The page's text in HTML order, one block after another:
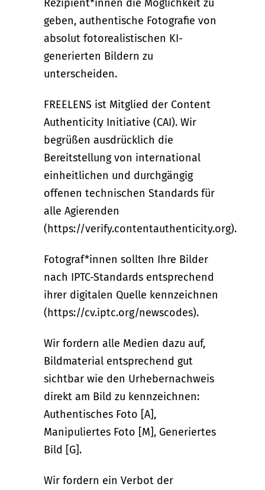
Rezipient*innen die Möglichkeit zu
geben, authentische Fotografie von
absolut fotorealistischen KI-
generierten Bildern zu
unterscheiden.
FREELENS ist Mitglied der Content
Authenticity Initiative (CAI). Wir
begrüßen ausdrücklich die
Bereitstellung von international
einheitlichen und durchgängig
offenen technischen Standards für
alle Agierenden
(https://verify.contentauthenticity.org).
Fotograf*innen sollten Ihre Bilder
nach IPTC-Standards entsprechend
ihrer digitalen Quelle kennzeichnen
(https://cv.iptc.org/newscodes).
Wir fordern alle Medien dazu auf,
Bildmaterial entsprechend gut
sichtbar wie den Urhebernachweis
direkt am Bild zu kennzeichnen:
Authentisches Foto [A],
Manipuliertes Foto [M], Generiertes
Bild [G].
Wir fordern ein Verbot der